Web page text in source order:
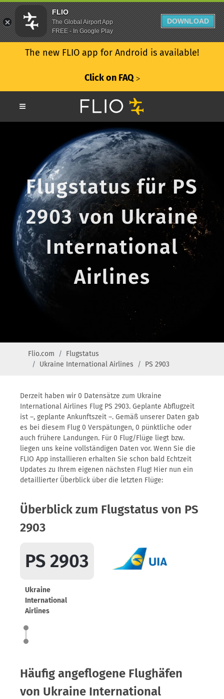
The new FLIO app for Android is available!
Click on FAQ ᐳ
Flugstatus für PS
2903 von Ukraine
International
Airlines
Flio.com
Flugstatus
Ukraine International Airlines
PS 2903
Derzeit haben wir 0 Datensätze zum Ukraine
International Airlines Flug PS 2903. Geplante Abflugzeit
ist –, geplante Ankunftszeit –. Gemäß unserer Daten gab
es bei diesem Flug 0 Verspätungen, 0 pünktliche oder
auch frühere Landungen. Für 0 Flug/Flüge liegt bzw.
liegen uns keine vollständigen Daten vor. Wenn Sie die
FLIO App installieren erhalten Sie schon bald Echtzeit
Updates zu Ihrem eigenen nächsten Flug! Hier nun ein
detaillierter Überblick über die letzten Flüge:
Überblick zum Flugstatus von PS
2903
PS 2903
Ukraine
International
Airlines
Häufig angeflogene Flughäfen
von Ukraine International
FLIO
The Global Airport App
FREE - In Google Play
DOWNLOAD